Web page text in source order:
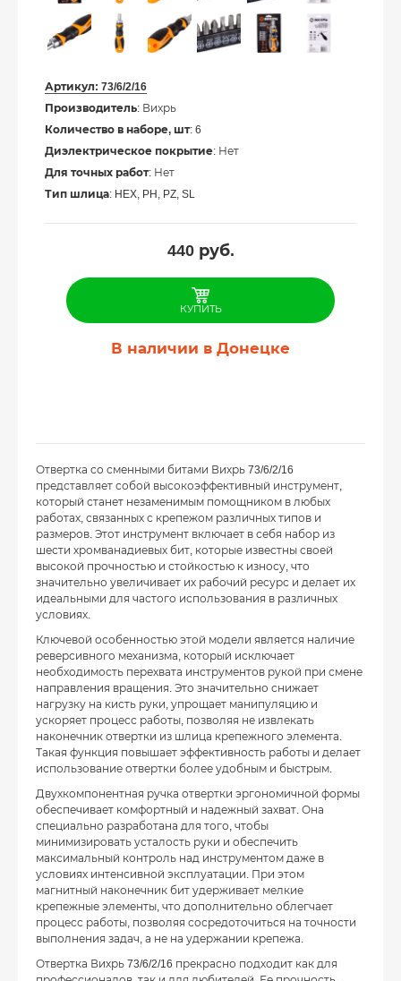
Артикул: 73/6/2/16
Производитель: Вихрь
Количество в наборе, шт: 6
Диэлектрическое покрытие: Нет
Для точных работ: Нет
Тип шлица: HEX, PH, PZ, SL
440руб.
КУПИТЬ
В наличии в Донецке
Отвертка со сменными битами Вихрь 73/6/2/16
представляет собой высокоэффективный инструмент,
который станет незаменимым помощником в любых
работах, связанных с крепежом различных типов и
размеров. Этот инструмент включает в себя набор из
шести хромванадиевых бит, которые известны своей
высокой прочностью и стойкостью к износу, что
значительно увеличивает их рабочий ресурс и делает их
идеальными для частого использования в различных
условиях.
Ключевой особенностью этой модели является наличие
реверсивного механизма, который исключает
необходимость перехвата инструментов рукой при смене
направления вращения. Это значительно снижает
нагрузку на кисть руки, упрощает манипуляцию и
ускоряет процесс работы, позволяя не извлекать
наконечник отвертки из шлица крепежного элемента.
Такая функция повышает эффективность работы и делает
использование отвертки более удобным и быстрым.
Двухкомпонентная ручка отвертки эргономичной формы
обеспечивает комфортный и надежный захват. Она
специально разработана для того, чтобы
минимизировать усталость руки и обеспечить
максимальный контроль над инструментом даже в
условиях интенсивной эксплуатации. При этом
магнитный наконечник бит удерживает мелкие
крепежные элементы, что дополнительно облегчает
процесс работы, позволяя сосредоточиться на точности
выполнения задач, а не на удержании крепежа.
Отвертка Вихрь 73/6/2/16 прекрасно подходит как для